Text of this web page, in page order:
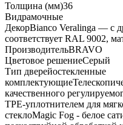
Толщина (мм)36
Видрамочные
ДекорBianco Veralinga — с
соответствует RAL 9002,
ПроизводительBRAVO
Цветовое решениеСерый
Тип дверейостекленные
комплектующие
качественного
TPE-уплотнителем для
стеклоMagic Fog - белое